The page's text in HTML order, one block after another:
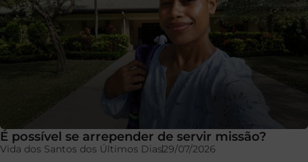
É possível se arrepender de servir missão?
Vida dos Santos dos Últimos Dias29/07/2026